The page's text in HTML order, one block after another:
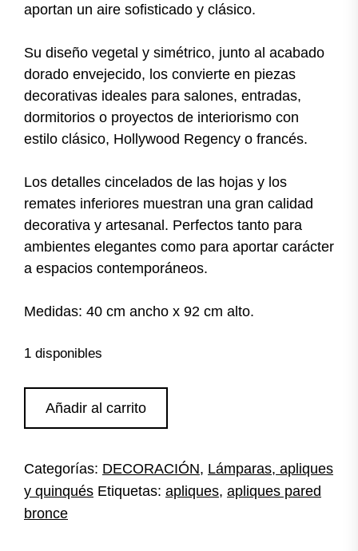
aportan un aire sofisticado y clásico.
Su diseño vegetal y simétrico, junto al acabado
dorado envejecido, los convierte en piezas
decorativas ideales para salones, entradas,
dormitorios o proyectos de interiorismo con
estilo clásico, Hollywood Regency o francés.
Los detalles cincelados de las hojas y los
remates inferiores muestran una gran calidad
decorativa y artesanal. Perfectos tanto para
ambientes elegantes como para aportar carácter
a espacios contemporáneos.
Medidas: 40 cm ancho x 92 cm alto.
1 disponibles
bronce
cantidad
Añadir al carrito
Categorías: DECORACIÓN, Lámparas, apliques
y quinqués Etiquetas: apliques, apliques pared
bronce